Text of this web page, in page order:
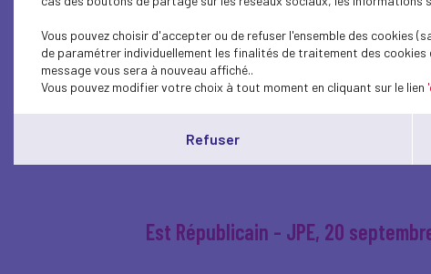
Est Républicain - JPE, 23
Est Républicain - JPE, 20
Vous pouvez choisir d'accepter ou de refuser l'ensemble des cookies
de paramétrer individuellement les finalités de traitement des
message vous sera à nouveau affiché..
Vous pouvez modifier votre choix à tout moment en cliquant sur le lien
Refuser